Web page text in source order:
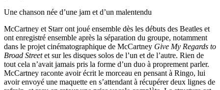
Une chanson née d’une jam et d’un malentendu
McCartney et Starr ont joué ensemble dès les débuts des Beatles et
ont enregistré ensemble après la séparation du groupe, notamment
dans le projet cinématographique de McCartney Give My Regards to
Broad Streetet sur les disques solos de l’un et de l’autre. Rien de
tout cela n’avait jamais pris la forme d’un duo à proprement parler.
McCartney raconte avoir écrit le morceau en pensant à Ringo, lui
avoir envoyé une maquette en s’attendant à récupérer deux lignes de